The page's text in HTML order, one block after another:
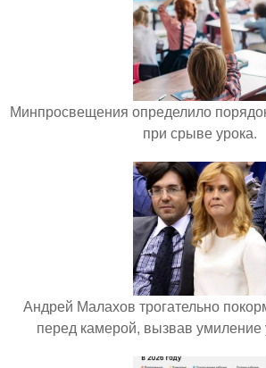
Минпросвещения определило
при срыве урока.
Андрей Малахов трогательно
перед камерой, вызвав умиление